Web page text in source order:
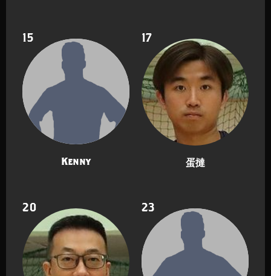
15
Kenny
17
蛋撻
20 23